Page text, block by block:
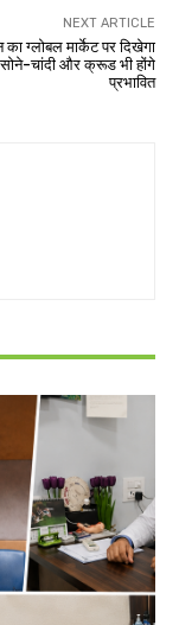
NEXT ARTICLE
ग्लोबल मार्केट पर दिखेगा
चांदी और क्रूड भी होंगे
प्रभावित